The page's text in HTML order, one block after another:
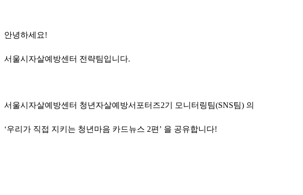
안녕하세요!
서울시자살예방센터 전략팀입니다.
서울시자살예방센터 청년자살예방서포터즈2기 모니터링팀(SNS팀) 의
‘우리가 직접 지키는 청년마음 카드뉴스 2편’ 을 공유합니다!